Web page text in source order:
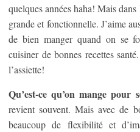
quelques années haha! Mais
grande et fonctionnelle. J’aime
de bien manger quand on se
cuisiner de bonnes recettes
l’assiette!
Qu’est-ce qu’on mange pour
revient souvent. Mais avec de
beaucoup de flexibilité et